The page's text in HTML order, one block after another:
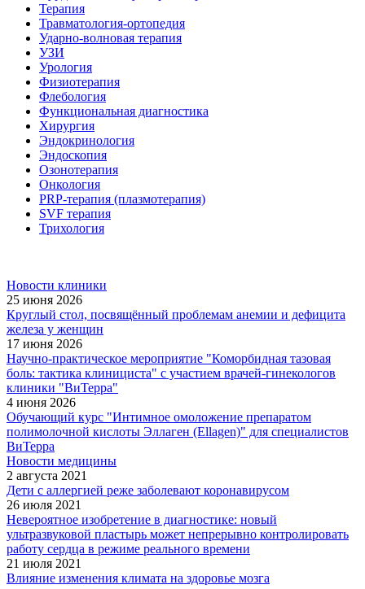
Терапия
Травматология-ортопедия
Ударно-волновая терапия
УЗИ
Урология
Физиотерапия
Флебология
Функциональная диагностика
Хирургия
Эндокринология
Эндоскопия
Озонотерапия
Онкология
PRP-терапия (плазмотерапия)
SVF терапия
Трихология
Новости клиники
25 июня 2026
Круглый стол, посвящённый проблемам анемии и дефицита
железа у женщин
17 июня 2026
Научно-практическое мероприятие "Коморбидная тазовая
боль: тактика клинициста" с участием врачей-гинекологов
клиники "ВиТерра"
4 июня 2026
Обучающий курс "Интимное омоложение препаратом
полимолочной кислоты Эллаген (Ellagen)" для специалистов
ВиТерра
Новости медицины
2 августа 2021
Дети с аллергией реже заболевают коронавирусом
26 июля 2021
Невероятное изобретение в диагностике: новый
ультразвуковой пластырь может непрерывно контролировать
работу сердца в режиме реального времени
21 июля 2021
Влияние изменения климата на здоровье мозга